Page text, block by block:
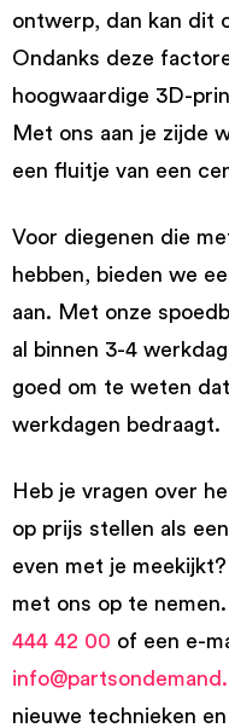
ontwerp, dan kan dit
Ondanks deze
hoogwaardige 3D-
Met ons aan je zijde
een fluitje van een
Voor diegenen die
hebben, bieden we
aan. Met onze
al binnen 3-4
goed om te weten
werkdagen bedraagt.
Heb je vragen over
op prijs stellen als
even met je
met ons op te
444 42 00 of een e-
nieuwe technieken